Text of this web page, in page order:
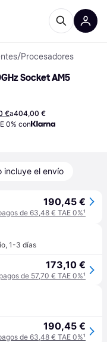
/Procesadores
Socket AM5
€a404,00 €
0% con
incluye el envío
190,45 €
de 63,48 € TAE 0%¹
, 1-3 días
173,10 €
de 57,70 € TAE 0%¹
190,45 €
de 63,48 € TAE 0%¹